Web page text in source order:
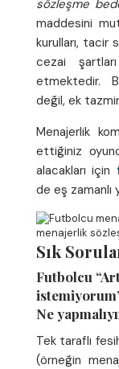
sözleşme
maddesini
kurulları, tacir
cezai
etmektedir.
değil, ek
Menajerlik
ettiğiniz
alacakları için
de eş zamanlı
Sık
Futbolcu
Ne
Tek taraflı
(örneğin